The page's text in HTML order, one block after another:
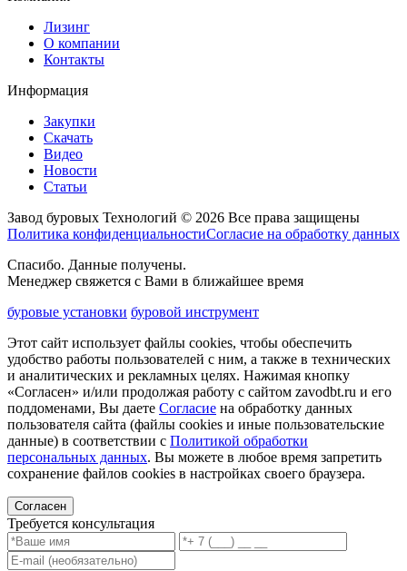
Лизинг
О компании
Контакты
Информация
Закупки
Скачать
Видео
Новости
Статьи
Завод буровых Технологий © 2026 Все права защищены
Политика конфиденциальностиСогласие на обработку данных
Спасибо. Данные получены.
Менеджер свяжется с Вами в ближайшее время
буровые установки буровой инструмент
Этот сайт использует файлы cookies, чтобы обеспечить
удобство работы пользователей с ним, а также в технических
и аналитических и рекламных целях. Нажимая кнопку
«Согласен» и/или продолжая работу с сайтом zavodbt.ru и его
поддоменами, Вы даете Согласие на обработку данных
пользователя сайта (файлы cookies и иные пользовательские
данные) в соответствии с Политикой обработки
персональных данных. Вы можете в любое время запретить
сохранение файлов cookies в настройках своего браузера.
Согласен
Требуется консультация